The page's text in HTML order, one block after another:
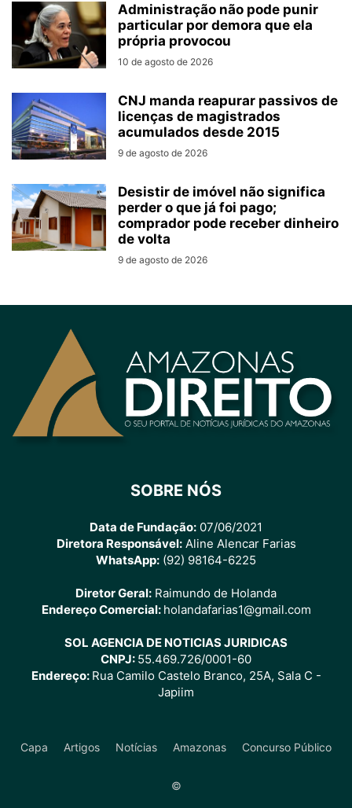
Administração não pode punir
particular por demora que ela
própria provocou
10 de agosto de 2026
CNJ manda reapurar passivos de
licenças de magistrados
acumulados desde 2015
9 de agosto de 2026
Desistir de imóvel não significa
perder o que já foi pago;
comprador pode receber dinheiro
de volta
9 de agosto de 2026
SOBRE NÓS
Data de Fundação: 07/06/2021
Diretora Responsável:Aline Alencar Farias
WhatsApp: (92) 98164-6225
Diretor Geral: Raimundo de Holanda
Endereço Comercial: holandafarias1@gmail.com
SOL AGENCIA DE NOTICIAS JURIDICAS
CNPJ: 55.469.726/0001-60
Endereço: Rua Camilo Castelo Branco, 25A, Sala C -
Japiim
Capa Artigos Notícias Amazonas Concurso Público
©